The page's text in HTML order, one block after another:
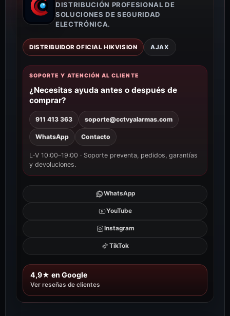
DISTRIBUCIÓN PROFESIONAL DE
SOLUCIONES DE SEGURIDAD
ELECTRÓNICA.
DISTRIBUIDOR OFICIAL HIKVISION AJAX
SOPORTE Y ATENCIÓN AL CLIENTE
¿Necesitas ayuda antes o después de
comprar?
911 413 363 soporte@cctvyalarmas.com
WhatsApp Contacto
L-V 10:00–19:00 · Soporte preventa, pedidos, garantías
y devoluciones.
WhatsApp
YouTube
Instagram
TikTok
4,9★ en Google
Ver reseñas de clientes